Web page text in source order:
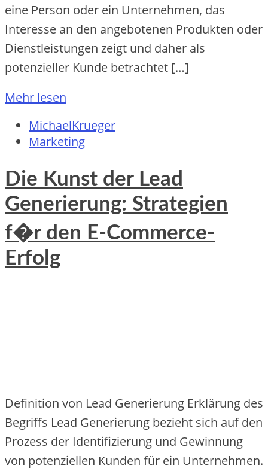
eine Person oder ein Unternehmen, das
Interesse an den angebotenen Produkten oder
Dienstleistungen zeigt und daher als
potenzieller Kunde betrachtet […]
Mehr lesen
MichaelKrueger
Marketing
Die Kunst der Lead
Generierung: Strategien
f�r den E-Commerce-
Erfolg
Definition von Lead Generierung Erklärung des
Begriffs Lead Generierung bezieht sich auf den
Prozess der Identifizierung und Gewinnung
von potenziellen Kunden für ein Unternehmen.